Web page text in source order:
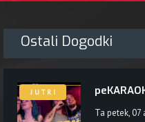
Ostali Dogodki
J U T R I
Ta petek, 07